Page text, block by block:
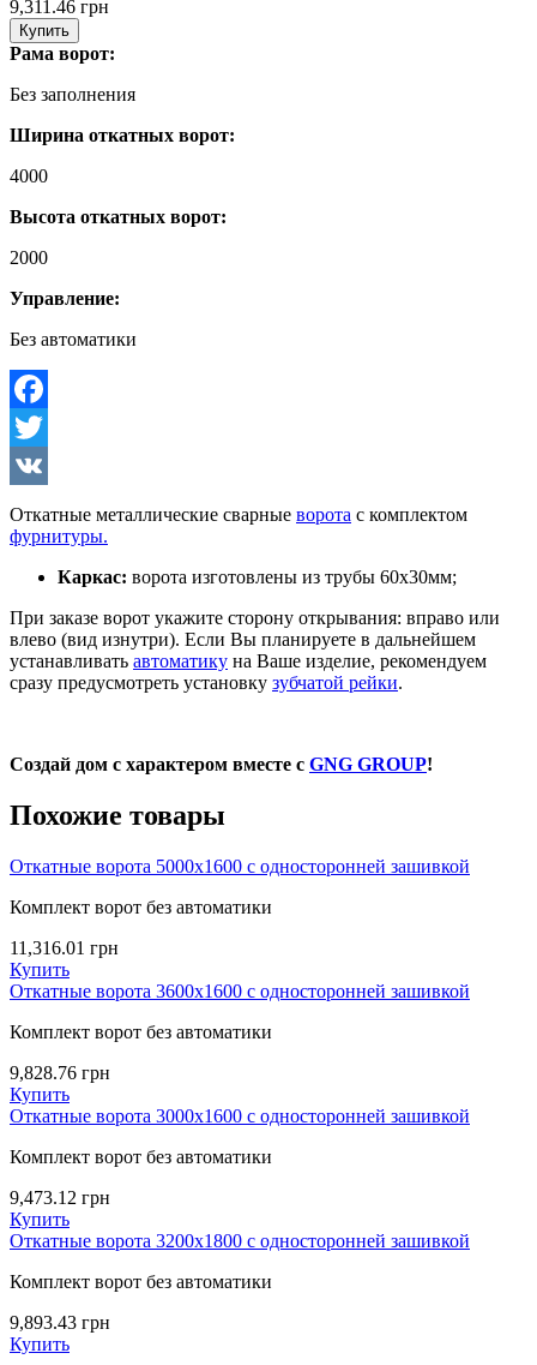
9,311.46 грн
Купить
Рама ворот:
Без заполнения
Ширина откатных ворот:
4000
Высота откатных ворот:
2000
Управление:
Без автоматики
Facebook
Twitter
VK
Откатные металлические сварные ворота с комплектом
фурнитуры.
Каркас: ворота изготовлены из трубы 60х30мм;
При заказе ворот укажите сторону открывания: вправо или
влево (вид изнутри). Если Вы планируете в дальнейшем
устанавливать автоматику на Ваше изделие, рекомендуем
сразу предусмотреть установку зубчатой рейки.
Создай дом с характером вместе с GNG GROUP!
Похожие товары
Откатные ворота 5000х1600 с односторонней зашивкой
Комплект ворот без автоматики
11,316.01 грн
Купить
Откатные ворота 3600х1600 с односторонней зашивкой
Комплект ворот без автоматики
9,828.76 грн
Купить
Откатные ворота 3000х1600 с односторонней зашивкой
Комплект ворот без автоматики
9,473.12 грн
Купить
Откатные ворота 3200х1800 с односторонней зашивкой
Комплект ворот без автоматики
9,893.43 грн
Купить